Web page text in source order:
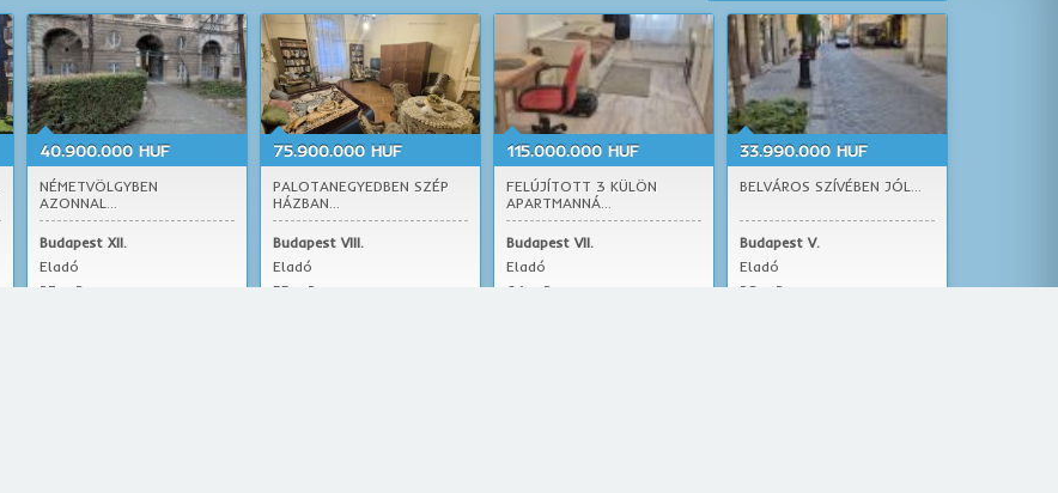
40.900.000 HUF
NÉMETVÖLGYBEN
AZONNAL...
Budapest XII.
Eladó
23 m2
75.900.000 HUF
PALOTANEGYEDBEN SZÉP
HÁZBAN...
Budapest VIII.
Eladó
55 m2
115.000.000 HUF
FELÚJÍTOTT 3 KÜLÖN
APARTMANNÁ...
Budapest VII.
Eladó
64 m2
33.990.000 HUF
BELVÁROS SZÍVÉBEN JÓL...
Budapest V.
Eladó
28 m2